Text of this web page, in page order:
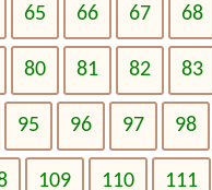
65 66 67 68
80 81 82 83
95 96 97 98
109 110 111